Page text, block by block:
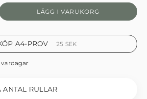
LÄGG I VARUKORG
vardagar
ANTAL RULLAR
A4-PROV 25 SEK